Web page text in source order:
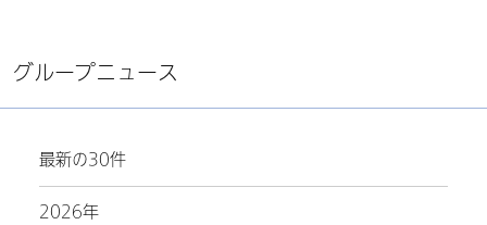
グループニュース
最新の30件
2026年